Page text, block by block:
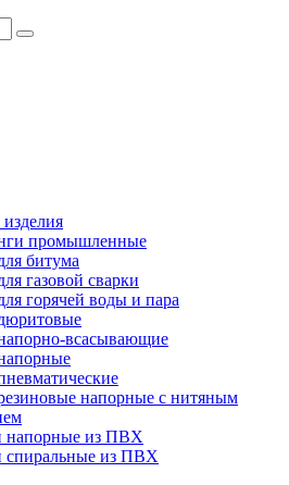
промышленные
битума
газовой сварки
горячей воды и пара
всасывающие
напорные с нитяным
напорные из ПВХ
из ПВХ